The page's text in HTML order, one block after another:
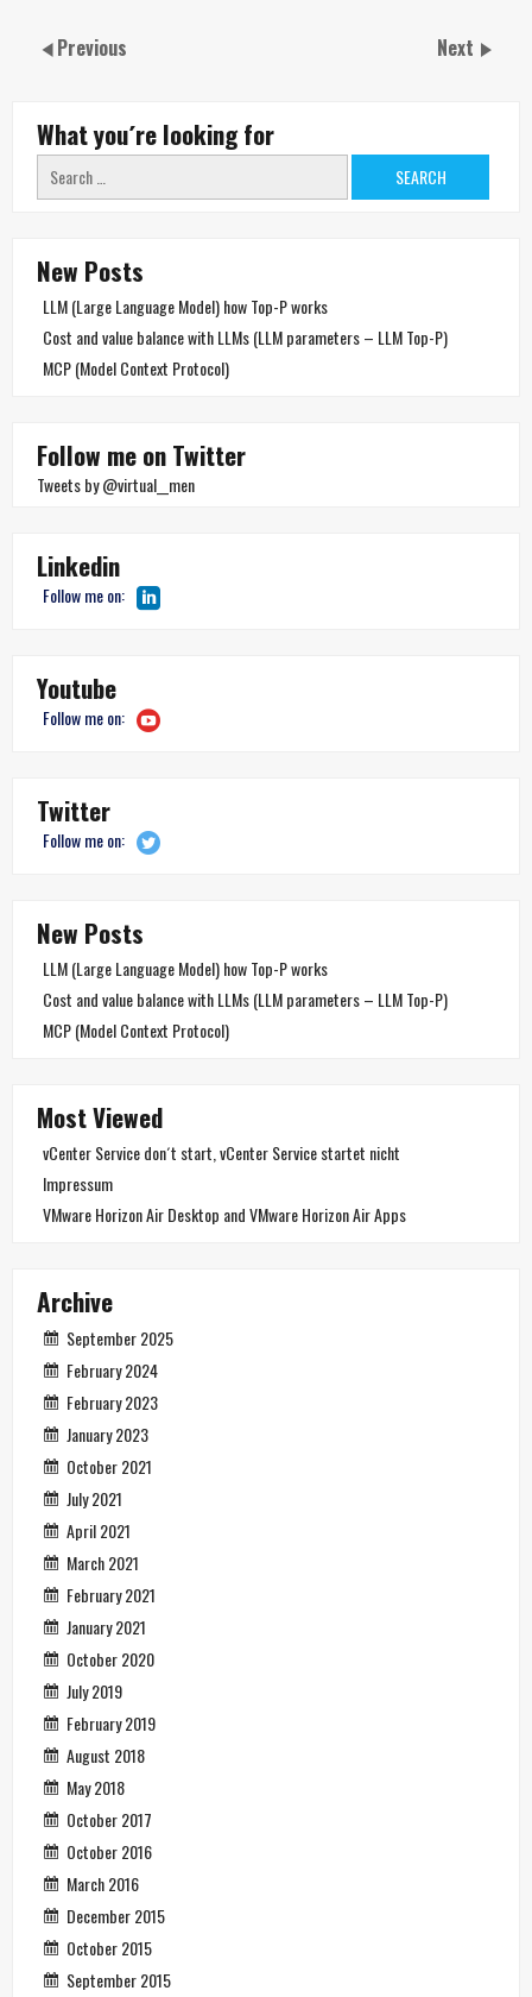
Previous Next
What you´re looking for
Search
for:
New Posts
LLM (Large Language Model) how Top-P works
Cost and value balance with LLMs (LLM parameters – LLM Top-P)
MCP (Model Context Protocol)
Follow me on Twitter
Tweets by @virtual__men
Linkedin
Follow me on:
Youtube
Follow me on:
Twitter
Follow me on:
New Posts
LLM (Large Language Model) how Top-P works
Cost and value balance with LLMs (LLM parameters – LLM Top-P)
MCP (Model Context Protocol)
Most Viewed
vCenter Service don´t start, vCenter Service startet nicht
Impressum
VMware Horizon Air Desktop and VMware Horizon Air Apps
Archive
September 2025
February 2024
February 2023
January 2023
October 2021
July 2021
April 2021
March 2021
February 2021
January 2021
October 2020
July 2019
February 2019
August 2018
May 2018
October 2017
October 2016
March 2016
December 2015
October 2015
September 2015